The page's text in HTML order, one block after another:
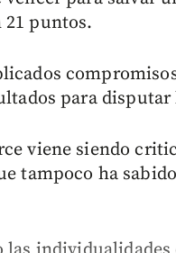
puntos.
para
viene siendo
tampoco ha